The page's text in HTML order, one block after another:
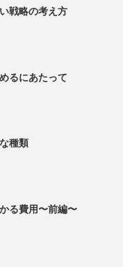
戦略の考え方
るにあたって
種類
る費用〜前編〜